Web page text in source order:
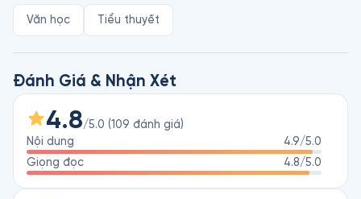
Trải qua nhiều sóng gió trong cuộc sống học tập ở Redmond,
cùng với những "lùng bùng" trong chuyện tình cảm giữa Anne,
Văn học Tiểu thuyết
Đánh Giá & Nhận Xét
4.8/5.0 (109 đánh giá)
Nội dung
4.9/5.0
Giọng đọc
4.8/5.0